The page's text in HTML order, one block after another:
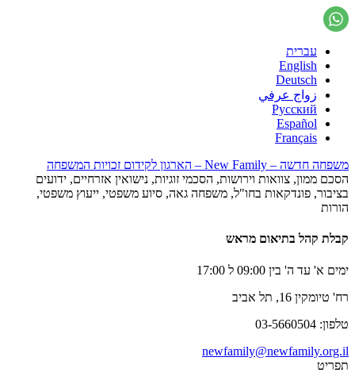
עברית
English
Deutsch
زواج عرفي
Русский
Español
Français
משפחה חדשה – New Family – הארגון לקידום זכויות המשפחה
הסכם ממון, צוואות וירושות, הסכמי זוגיות, נישואין אזרחיים, ידועים
בציבור, פונדקאות בחו"ל, משפחה גאה, סיוע משפטי, ייעוץ משפטי,
הורות
קבלת קהל בתיאום מראש
ימים א' עד ה' בין 09:00 ל 17:00
רח' טיומקין 16, תל אביב
טלפון: 03-5660504
newfamily@newfamily.org.il
תפריט